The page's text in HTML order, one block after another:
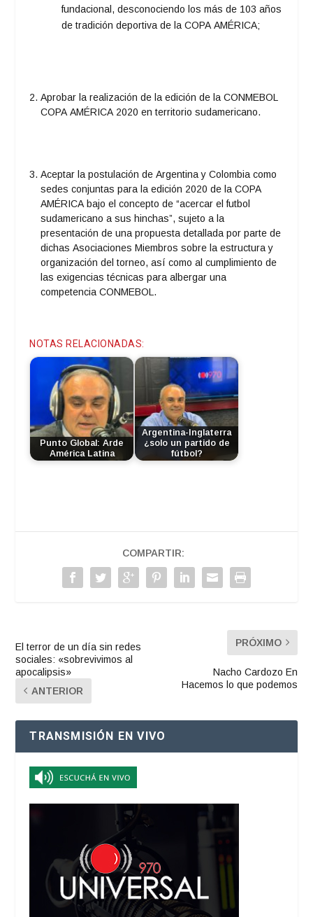
fundacional, desconociendo los más de 103 años
de tradición deportiva de la COPA AMÉRICA;
Aprobar la realización de la edición de la CONMEBOL
COPA AMÉRICA 2020 en territorio sudamericano.
Aceptar la postulación de Argentina y Colombia como
sedes conjuntas para la edición 2020 de la COPA
AMÉRICA bajo el concepto de “acercar el futbol
sudamericano a sus hinchas”, sujeto a la
presentación de una propuesta detallada por parte de
dichas Asociaciones Miembros sobre la estructura y
organización del torneo, así como al cumplimiento de
las exigencias técnicas para albergar una
competencia CONMEBOL.
NOTAS RELACIONADAS:
Punto Global: Arde
América Latina
Argentina-Inglaterra
¿solo un partido de
fútbol?
COMPARTIR:
El terror de un día sin redes
sociales: «sobrevivimos al
apocalipsis»
ANTERIOR
PRÓXIMO
Nacho Cardozo En
Hacemos lo que podemos
TRANSMISIÓN EN VIVO